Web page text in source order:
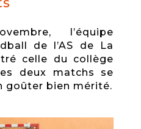
l’équipe
de l’AS de La
celle du collège
deux matchs se
goûter bien mérité.